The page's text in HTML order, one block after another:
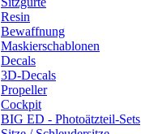
Resin
Bewaffnung
Maskierschablonen
Decals
3D-Decals
Propeller
Cockpit
BIG ED - Photoätzteil-Sets